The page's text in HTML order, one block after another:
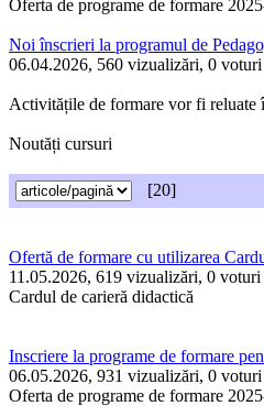
Oferta de programe de formare
Noi înscrieri la programul de
06.04.2026, 560 vizualizări, 0 voturi
Activitățile de formare vor fi reluate
Noutăți cursuri
[20]
Ofertă de formare cu utilizarea
11.05.2026, 619 vizualizări, 0 voturi
Cardul de carieră didactică
Inscriere la programe de formare
06.05.2026, 931 vizualizări, 0 voturi
Oferta de programe de formare